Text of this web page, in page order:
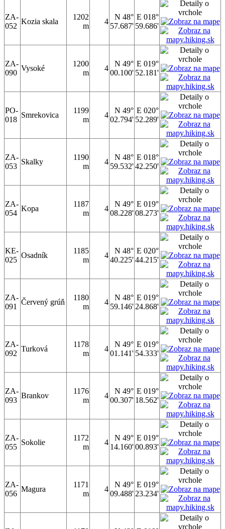
ZA-
052
Kozia skala
1202
m
4
N 48°
57.687'
E 018°
59.686'
ZA-
090
Vysoké
1200
m
4
N 49°
00.100'
E 019°
52.181'
PO-
018
Smrekovica
1199
m
4
N 49°
02.794'
E 020°
52.289'
ZA-
053
Skalky
1190
m
4
N 48°
59.532'
E 018°
42.250'
ZA-
054
Kopa
1187
m
4
N 49°
08.228'
E 019°
08.273'
KE-
025
Osadník
1185
m
4
N 48°
40.225'
E 020°
44.215'
ZA-
091
Červený grúň
1180
m
4
N 48°
59.146'
E 019°
24.868'
ZA-
092
Turková
1178
m
4
N 49°
01.141'
E 019°
54.333'
ZA-
093
Brankov
1176
m
4
N 49°
00.307'
E 019°
18.562'
ZA-
055
Sokolie
1172
m
4
N 49°
14.160'
E 019°
00.893'
ZA-
056
Magura
1171
m
4
N 49°
09.488'
E 019°
23.234'